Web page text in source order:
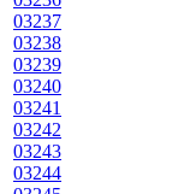
03237
03238
03239
03240
03241
03242
03243
03244